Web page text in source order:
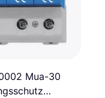
Mua-30